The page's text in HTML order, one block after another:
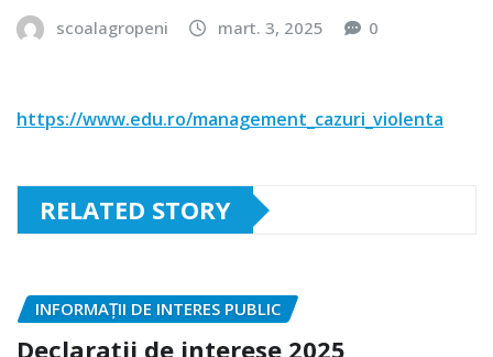
scoalagropeni mart. 3, 2025 0
https://www.edu.ro/management_cazuri_violenta
RELATED STORY
INFORMAȚII DE INTERES PUBLIC
Declarații de interese 2025